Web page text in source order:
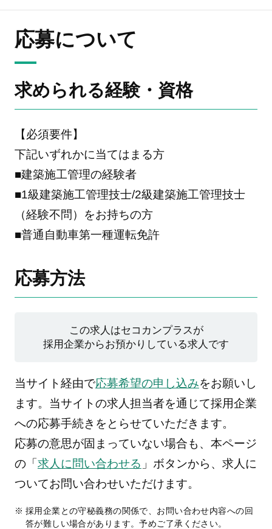
応募について
求められる経験・資格
【必須要件】
下記いずれかに当てはまる方
■建築施工管理の経験者
■1級建築施工管理技士/2級建築施工管理技士
（経験不問）をお持ちの方
■普通自動車第一種運転免許
応募方法
この求人はセコカンプラスが
採用企業からお預かりしている求人です
当サイト経由で応募希望の申し込みをお願いし
ます。当サイトの求人担当者を通じて採用企業
への応募手続きをとらせていただきます。
応募の意思が固まっていない場合も、本ページ
の「 求人に問い合わせる 」ボタンから、求人に
ついてお問い合わせいただけます。
採用企業との守秘義務の関係で、お問い合わせ内容への回
答が難しい場合があります。予めご了承ください。